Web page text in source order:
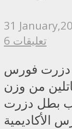
31
6 تعليقات
دزرت فورس
من وزن
بطل دزرت
الأكاديمية